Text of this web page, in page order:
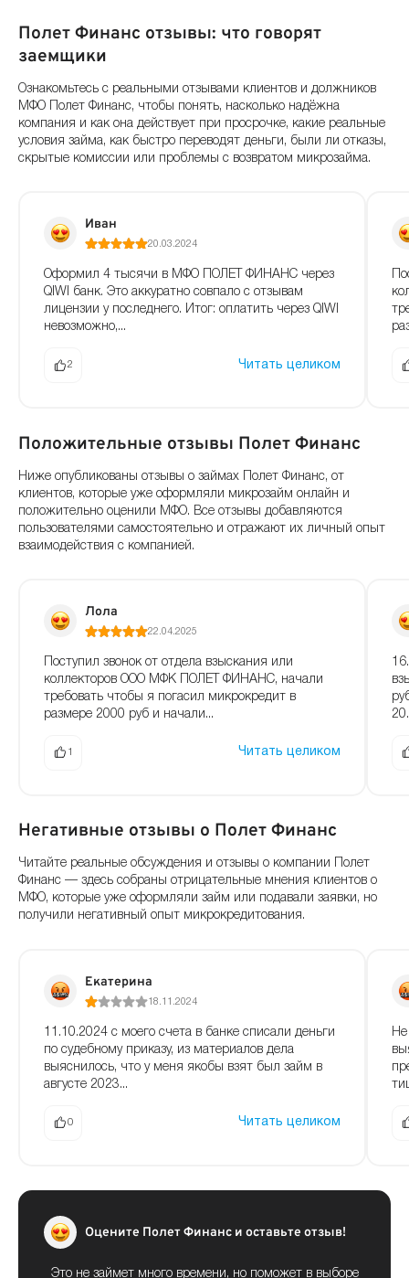
По оценке
Полет Финанс отзывы: что говорят
заемщики
Ознакомьтесь с реальными отзывами клиентов и должников
МФО Полет Финанс, чтобы понять, насколько надёжна
компания и как она действует при просрочке, какие реальные
условия займа, как быстро переводят деньги, были ли отказы,
скрытые комиссии или проблемы с возвратом микрозайма.
Иван
20.03.2024
Оформил 4 тысячи в МФО ПОЛЕТ ФИНАНС через
QIWI банк. Это аккуратно совпало с отзывам
лицензии у последнего. Итог: оплатить через QIWI
невозможно,...
2 Читать целиком
Положительные отзывы Полет Финанс
Ниже опубликованы отзывы о займах Полет Финанс, от
клиентов, которые уже оформляли микрозайм онлайн и
положительно оценили МФО. Все отзывы добавляются
пользователями самостоятельно и отражают их личный опыт
взаимодействия с компанией.
Лола
22.04.2025
Поступил звонок от отдела взыскания или
коллекторов ООО МФК ПОЛЕТ ФИНАНС, начали
требовать чтобы я погасил микрокредит в
размере 2000 руб и начали...
1 Читать целиком
Негативные отзывы о Полет Финанс
Читайте реальные обсуждения и отзывы о компании Полет
Финанс — здесь собраны отрицательные мнения клиентов о
МФО, которые уже оформляли займ или подавали заявки, но
получили негативный опыт микрокредитования.
Екатерина
18.11.2024
11.10.2024 с моего счета в банке списали деньги
по судебному приказу, из материалов дела
выяснилось, что у меня якобы взят был займ в
августе 2023...
0 Читать целиком
Оцените Полет Финанс и оставьте отзыв!
Это не займет много времени, но поможет в выборе